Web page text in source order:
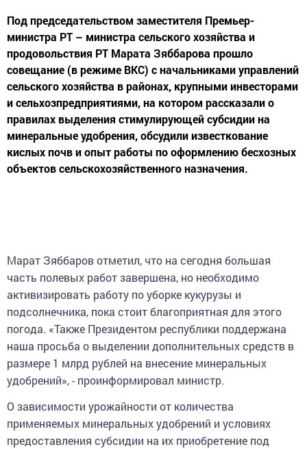
Под председательством заместителя Премьер-
министра РТ – министра сельского хозяйства и
продовольствия РТ Марата Зяббарова прошло
совещание (в режиме ВКС) с начальниками управлений
сельского хозяйства в районах, крупными инвесторами
и сельхозпредприятиями, на котором рассказали о
правилах выделения стимулирующей субсидии на
минеральные удобрения, обсудили известкование
кислых почв и опыт работы по оформлению бесхозных
объектов сельскохозяйственного назначения.
Марат Зяббаров отметил, что на сегодня большая
часть полевых работ завершена, но необходимо
активизировать работу по уборке кукурузы и
подсолнечника, пока стоит благоприятная для этого
погода. «Также Президентом республики поддержана
наша просьба о выделении дополнительных средств в
размере 1 млрд рублей на внесение минеральных
удобрений», - проинформировал министр.
О зависимости урожайности от количества
применяемых минеральных удобрений и условиях
предоставления субсидии на их приобретение под